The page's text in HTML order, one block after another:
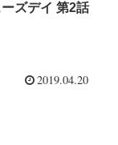
ズデイ 第2話
2019.04.20